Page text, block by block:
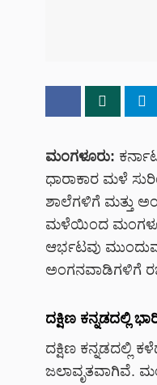
ಮಂಗಳೂರು:
ಧಾರಾಕಾರ ಮಳೆ
ಶಾಲೆಗಳಿಗೆ ಮತ್ತು
ಮಳೆಯಿಂದ
ಆರ್ಭಟವು
ಅಂಗನವಾಡಿಗಳಿಗೆ
ದಕ್ಷಿಣ ಕನ್ನಡದಲ್ಲಿ
ದಕ್ಷಿಣ ಕನ್ನಡದಲ್ಲಿ
ಜಲಾವೃತವಾಗಿವೆ.